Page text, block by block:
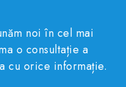
noi în cel mai
o consultație a
cu orice informație.